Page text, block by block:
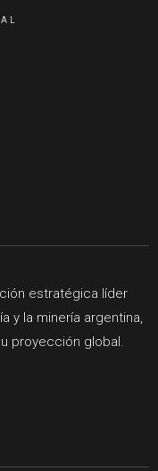
estratégica líder
y la minería argentina,
proyección global.